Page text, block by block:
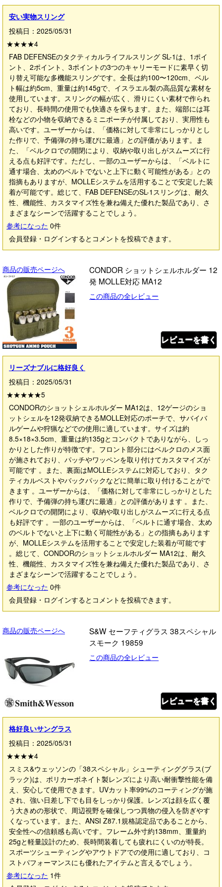
安い実物スリング
投稿日：2025/05/31
★★★★4
FAB DEFENSEのタクティカルライフルスリング SL-1は、1ポイ
ント、2ポイント、3ポイントの3つのキャリーモードに素早く切
り替え可能な多機能スリングです。全長は約100〜120cm、ベル
ト幅は約5cm、重量は約145gで、イスラエル製の高品質な素材を
使用しています。スリングの幅が広く、滑りにくい素材で作られ
ており、長時間の使用でも快適さを保ちます。また、端部には耳
栓などの小物を収納できるミニポーチが付属しており、実用性も
高いです。ユーザーからは、「価格に対して非常にしっかりとし
た作りで、予備弾の持ち運びに最適」との評価があります。ま
た、「ベルクロでの開閉により、収納や取り出しがスムーズに行
える点も好評です。ただし、一部のユーザーからは、「ベルトに
通す場合、太めのベルトでないと上下に動く可能性がある」との
指摘もありますが、MOLLEシステムを活用することで安定した装
着が可能です。総じて、FAB DEFENSEのSL-1スリングは、耐久
性、機能性、カスタマイズ性を兼ね備えた優れた製品であり、さ
まざまなシーンで活躍することでしょう。
参考になった 0件
会員登録・ログインするとコメントを投稿できます。
商品の販売ページへ
CONDOR ショットシェルホルダー 12
発 MOLLE対応 MA12
この商品の全レビュー
レビューを書く
リーズナブルに格好良く
投稿日：2025/05/31
★★★★★5
CONDORのショットシェルホルダー MA12は、12ゲージのショ
ットシェルを12発収納できるMOLLE対応のポーチで、サバイバ
ルゲームや狩猟などでの使用に適しています。サイズは約
8.5×18×3.5cm、重量は約135gとコンパクトでありながら、しっ
かりとした作りが特徴です。フロント部分にはベルクロのメス面
が施されており、パッチやワッペンを取り付けてカスタマイズが
可能です 。また、裏面はMOLLEシステムに対応しており、タク
ティカルベストやバックパックなどに簡単に取り付けることがで
きます 。ユーザーからは、「価格に対して非常にしっかりとした
作りで、予備弾の持ち運びに最適」との評価があります 。また、
ベルクロでの開閉により、収納や取り出しがスムーズに行える点
も好評です 。一部のユーザーからは、「ベルトに通す場合、太め
のベルトでないと上下に動く可能性がある」との指摘もあります
が、MOLLEシステムを活用することで安定した装着が可能です
。総じて、CONDORのショットシェルホルダー MA12は、耐久
性、機能性、カスタマイズ性を兼ね備えた優れた製品であり、さ
まざまなシーンで活躍することでしょう。
参考になった 0件
会員登録・ログインするとコメントを投稿できます。
商品の販売ページへ
S&W セーフティグラス 38スペシャル
スモーク 19859
この商品の全レビュー
レビューを書く
格好良いサングラス
投稿日：2025/05/31
★★★★4
スミス&ウェッソンの「38スペシャル」シューティンググラス(ブ
ラック)は、ポリカーボネイト製レンズにより高い耐衝撃性能を備
え、安心して使用できます。UVカット率99%のコーティングが施
され、強い日差し下でも目をしっかり保護。レンズは顔を広く覆
う大きめの形状で、周辺視野を確保しつつ異物の侵入を防ぎやす
くなっています。また、ANSI Z87.1規格認定品であることから、
安全性への信頼感も高いです。フレーム外寸約138mm、重量約
25gと軽量設計のため、長時間装着しても疲れにくいのが特長。
スポーツシューティングやアウトドアでの使用に適しており、コ
ストパフォーマンスにも優れたアイテムと言えるでしょう。
参考になった 1件